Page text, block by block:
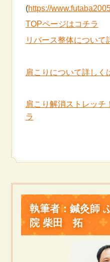
(https://
TOPページはコチラ
リバース整体について
肩こりについて詳しく
肩こり解消ストレッチ
ラ
執筆者：鍼灸師
院 柴田 拓